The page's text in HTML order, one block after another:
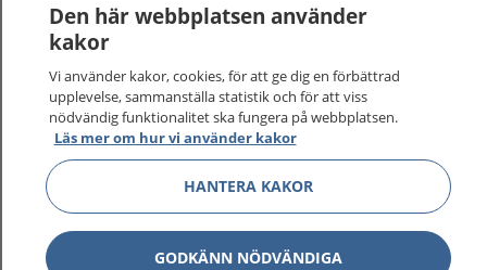
1177 –tryggt om din hälsa och vård
På 1177.se får du råd om hälsa och information om
sjukdomar och vilka mottagningar du kan kontakta.
Logga in för att läsa din journal och göra dina
vårdärenden. Ring telefonnummer 1177 för
sjukvårdsrådgivning dygnet runt.
1177 ger dig råd när du vill må bättre.
Den här webbplatsen använder
kakor
Vi använder kakor, cookies, för att ge dig en förbättrad
upplevelse, sammanställa statistik och för att viss
nödvändig funktionalitet ska fungera på webbplatsen.
Läs mer om hur vi använder kakor
HANTERA KAKOR
GODKÄNN NÖDVÄNDIGA